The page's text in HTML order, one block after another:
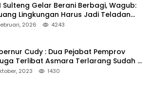
Sulteng Gelar Berani Berbagi, Wagub:
Lingkungan Harus Jadi Teladan
2026 4243
Cudy : Dua Pejabat Pemprov
Terlibat Asmara Terlarang Sudah di
Job 2023 1430